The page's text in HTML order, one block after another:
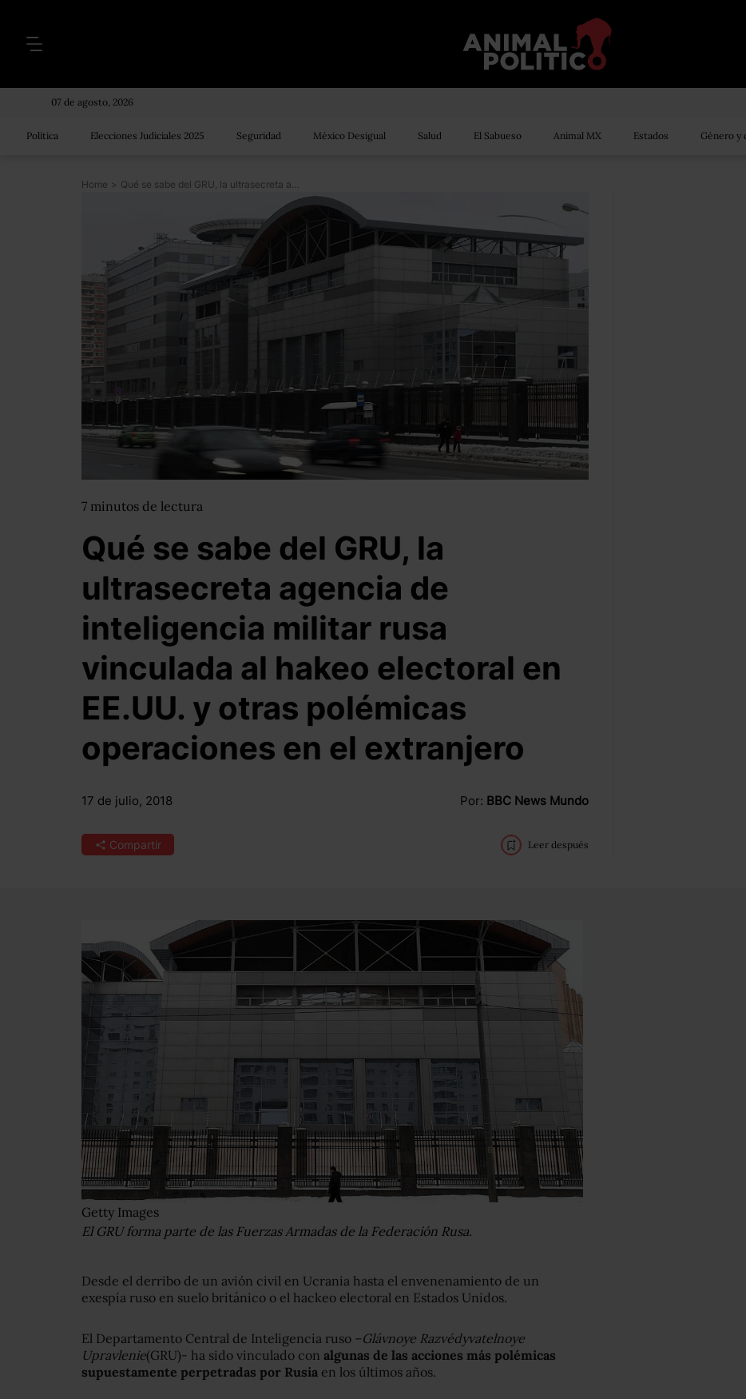
07 de agosto, 2026
Política Elecciones Judiciales 2025 Seguridad México Desigual Salud El Sabueso Animal MX Estados Género y
Home > Qué se sabe del GRU, la ultrasecreta agencia de inteligencia militar rusa vinculada al hakeo electoral en EE.UU. y otras polémicas operaciones en el extranjero
7 minutos de lectura
Qué se sabe del GRU, la
ultrasecreta agencia de
inteligencia militar rusa
vinculada al hakeo electoral en
EE.UU. y otras polémicas
operaciones en el extranjero
17 de julio, 2018 Por: BBC News Mundo
Compartir Leer después
Getty Images
El GRU forma parte de las Fuerzas Armadas de la Federación Rusa.
Desde el derribo de un avión civil en Ucrania hasta el envenenamiento de un
exespía ruso en suelo británico o el hackeo electoral en Estados Unidos.
El Departamento Central de Inteligencia ruso –Glávnoye Razvédyvatelnoye
Upravlenie(GRU)- ha sido vinculado con algunas de las acciones más polémicas
supuestamente perpetradas por Rusia en los últimos años.